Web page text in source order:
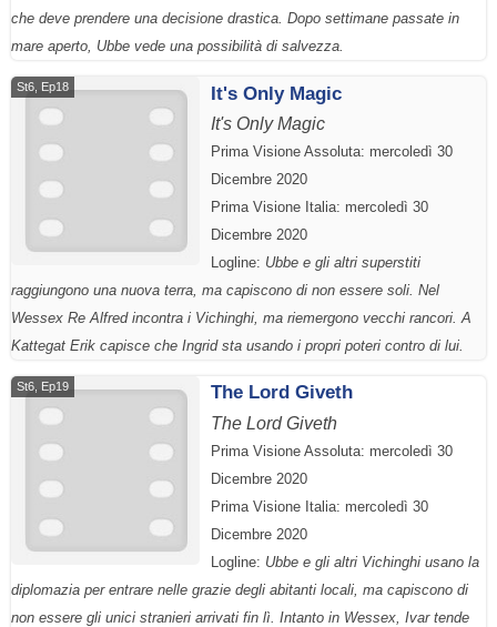
che deve prendere una decisione drastica. Dopo settimane passate in
mare aperto, Ubbe vede una possibilità di salvezza.
St6, Ep18 It's Only Magic
It's Only Magic
Prima Visione Assoluta: mercoledì 30
Dicembre 2020
Prima Visione Italia: mercoledì 30
Dicembre 2020
Logline: Ubbe e gli altri superstiti
raggiungono una nuova terra, ma capiscono di non essere soli. Nel
Wessex Re Alfred incontra i Vichinghi, ma riemergono vecchi rancori. A
Kattegat Erik capisce che Ingrid sta usando i propri poteri contro di lui.
St6, Ep19 The Lord Giveth
The Lord Giveth
Prima Visione Assoluta: mercoledì 30
Dicembre 2020
Prima Visione Italia: mercoledì 30
Dicembre 2020
Logline: Ubbe e gli altri Vichinghi usano la
diplomazia per entrare nelle grazie degli abitanti locali, ma capiscono di
non essere gli unici stranieri arrivati fin lì. Intanto in Wessex, Ivar tende